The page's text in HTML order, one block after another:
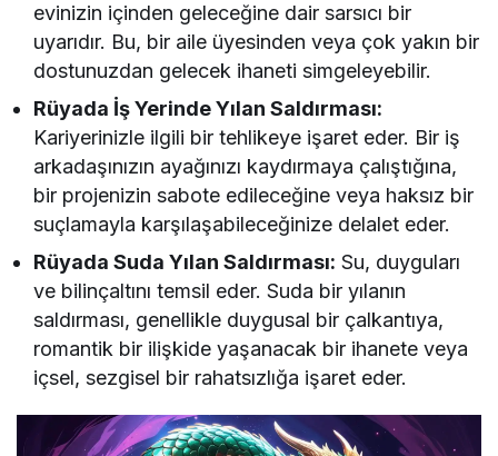
evinizin içinden geleceğine dair sarsıcı bir
uyarıdır. Bu, bir aile üyesinden veya çok yakın bir
dostunuzdan gelecek ihaneti simgeleyebilir.
Rüyada İş Yerinde Yılan Saldırması:
Kariyerinizle ilgili bir tehlikeye işaret eder. Bir iş
arkadaşınızın ayağınızı kaydırmaya çalıştığına,
bir projenizin sabote edileceğine veya haksız bir
suçlamayla karşılaşabileceğinize delalet eder.
Rüyada Suda Yılan Saldırması: Su, duyguları
ve bilinçaltını temsil eder. Suda bir yılanın
saldırması, genellikle duygusal bir çalkantıya,
romantik bir ilişkide yaşanacak bir ihanete veya
içsel, sezgisel bir rahatsızlığa işaret eder.